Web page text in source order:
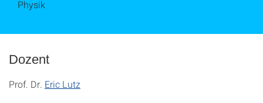
Physik
Dozent
Prof. Dr. Eric Lutz